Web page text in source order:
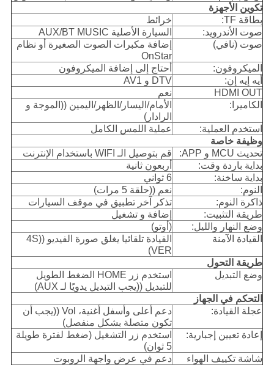
تكوين الأجهزة
بطاقة TF:
خرائط
صوت الأندرويد:
السيارة الأصلية AUX/BT MUSIC
صوت (نافي)
إضافة مكبرات الصوت الصغيرة أو نظام
OnStar
الميكروفون:
أحتاج إلى إضافة الميكروفون
أيه إيه إن:
DTV و AV1
HDMI OUT
نعم
الكاميرا:
الأمام/اليسار/الظهر/اليمين ((الموجة و
الرادار)
استخدم العملية:
عملية اللمس الكامل
وظيفة خاصة
تحديث MCU و APP:
قم بتوصيل الـ WIFI باستخدام الإنترنت
بداية باردة وقت:
أربعون ثانية
بداية ساخنة:
6 ثواني
النوم:
نعم ((حلقة 5 مرات)
ذاكرة النوم:
تذكر آخر تطبيق في موقف السيارات
طريقة التثبيت:
إضافة و تشغيل
وضع النهار والليل:
(أوتو)
القيادة الآمنة
القيادة تلقائيا يغلق صورة الفيديو ((4S
VER)
طريقة التحول
وضع التبديل
استخدم زر HOME الضغط الطويل
للتبديل ((يجب التبديل يدويًا لـ AUX)
التحكم في الجهاز
عجلة القيادة:
دعم أعلى وأسفل أغنية، Vol ((يجب أن
تكون متصلة بشكل منفصل)
إعادة تعيين إجبارية:
استخدم زر التشغيل (ضغط لفترة طويلة
5 ثوان)
شاشة تكييف الهواء
دعم في عرض واجهة الروبوت